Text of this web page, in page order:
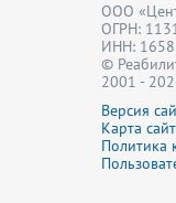
ООО
ОГРН:
ИНН:
©
2001 -
Версия
Карта
Политика